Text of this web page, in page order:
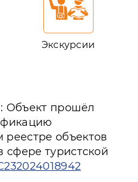
Экскурсии
Объект прошёл
объектов
сфере туристской